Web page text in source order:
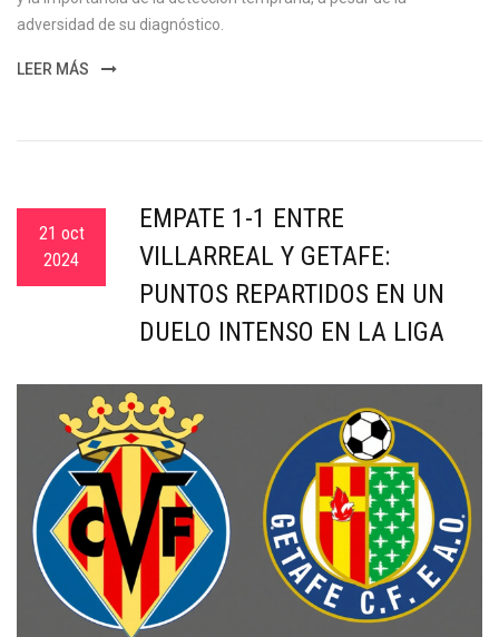
adversidad de su diagnóstico.
LEER MÁS
21 oct
2024
EMPATE 1-1 ENTRE
VILLARREAL Y GETAFE:
PUNTOS REPARTIDOS EN UN
DUELO INTENSO EN LA LIGA